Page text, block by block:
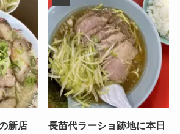
新店
長苗代ラーショ跡地に本日